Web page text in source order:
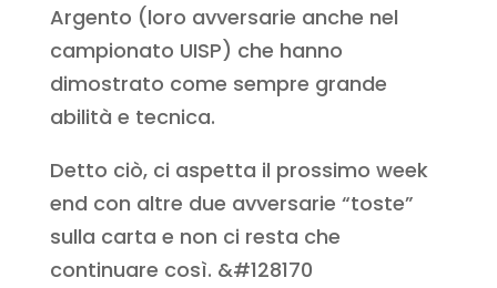
Argento (loro avversarie anche nel
campionato UISP) che hanno
dimostrato come sempre grande
abilità e tecnica.
Detto ciò, ci aspetta il prossimo week
end con altre due avversarie “toste”
sulla carta e non ci resta che
continuare così. &#128170